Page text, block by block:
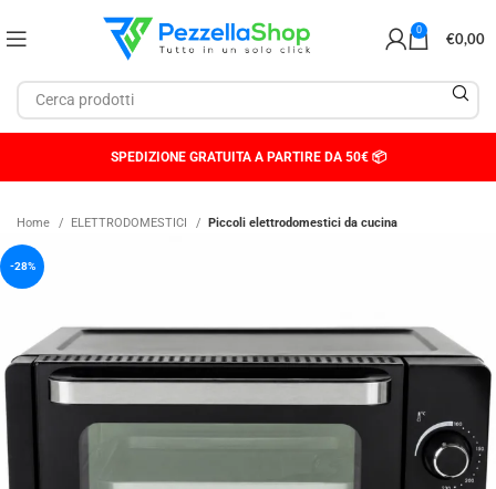
0 €0,00
SPEDIZIONE GRATUITA A PARTIRE DA 50€ 📦
Home ELETTRODOMESTICI Piccoli elettrodomestici da cucina
-28%